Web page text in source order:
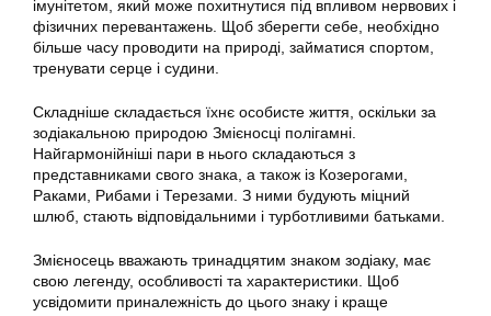
імунітетом, який може похитнутися під впливом нервових і
фізичних перевантажень. Щоб зберегти себе, необхідно
більше часу проводити на природі, займатися спортом,
тренувати серце і судини.
Складніше складається їхнє особисте життя, оскільки за
зодіакальною природою Змієносці полігамні.
Найгармонійніші пари в нього складаються з
представниками свого знака, а також із Козерогами,
Раками, Рибами і Терезами. З ними будують міцний
шлюб, стають відповідальними і турботливими батьками.
Змієносець вважають тринадцятим знаком зодіаку, має
свою легенду, особливості та характеристики. Щоб
усвідомити приналежність до цього знаку і краще